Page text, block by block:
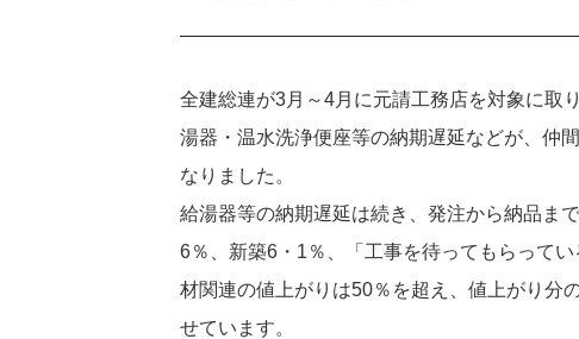
全建総連が3月～4月に元請工務店を対象に取
湯器・温水洗浄便座等の納期遅延などが、仲
なりました。
給湯器等の納期遅延は続き、発注から納品ま
6％、新築6・1％、「工事を待ってもらって
材関連の値上がりは50％を超え、値上がり分
せています。